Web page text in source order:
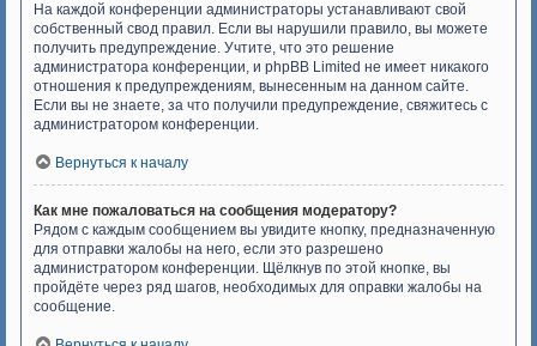
На каждой конференции администраторы устанавливают свой
собственный свод правил. Если вы нарушили правило, вы можете
получить предупреждение. Учтите, что это решение
администратора конференции, и phpBB Limited не имеет никакого
отношения к предупреждениям, вынесенным на данном сайте.
Если вы не знаете, за что получили предупреждение, свяжитесь с
администратором конференции.
Вернуться к началу
Как мне пожаловаться на сообщения модератору?
Рядом с каждым сообщением вы увидите кнопку, предназначенную
для отправки жалобы на него, если это разрешено
администратором конференции. Щёлкнув по этой кнопке, вы
пройдёте через ряд шагов, необходимых для оправки жалобы на
сообщение.